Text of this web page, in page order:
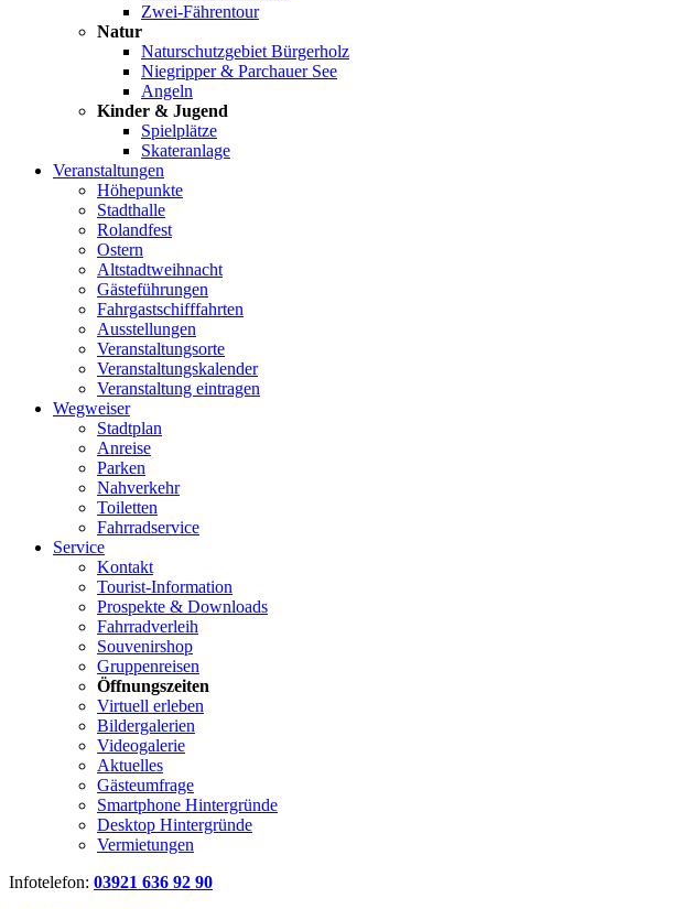
Zwei-Fährentour
Natur
Naturschutzgebiet Bürgerholz
Niegripper & Parchauer See
Angeln
Kinder & Jugend
Spielplätze
Skateranlage
Veranstaltungen
Höhepunkte
Stadthalle
Rolandfest
Ostern
Altstadtweihnacht
Gästeführungen
Fahrgastschifffahrten
Ausstellungen
Veranstaltungsorte
Veranstaltungskalender
Veranstaltung eintragen
Wegweiser
Stadtplan
Anreise
Parken
Nahverkehr
Toiletten
Fahrradservice
Service
Kontakt
Tourist-Information
Prospekte & Downloads
Fahrradverleih
Souvenirshop
Gruppenreisen
Öffnungszeiten
Virtuell erleben
Bildergalerien
Videogalerie
Aktuelles
Gästeumfrage
Smartphone Hintergründe
Desktop Hintergründe
Vermietungen
Infotelefon: 03921 636 92 90